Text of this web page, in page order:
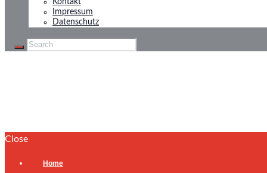
Kontakt
Impressum
Datenschutz
Close
Home